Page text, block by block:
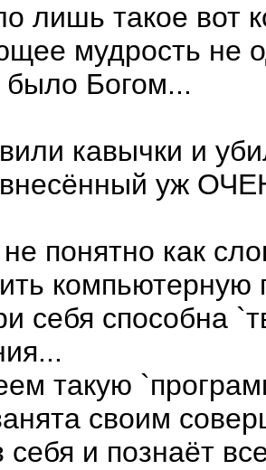
лишь такое вот
мудрость не
было Богом...
кавычки и
уж
понятно как
компьютерную
себя способна
такую
своим
себя и познаёт